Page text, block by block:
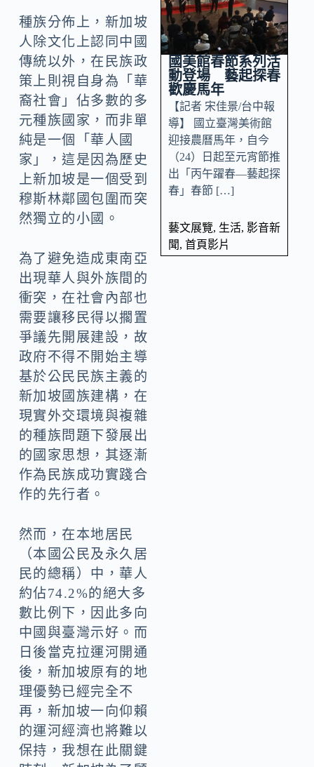
種族分佈上，新加坡
人除文化上認同中國
傳統以外，在民族政
策上則視自身為「華
裔社會」佔多數的多
元種族國家，而非單
純是一個「華人國
家」，這是因為歷史
上新加坡是一個受到
穆斯林鄰國包圍而突
然獨立的小國。
為了避免造成東南亞
出現華人與外族間的
衝突，在社會內部也
需要讓移民得以擱置
爭議先開展建設，故
政府不得不開始主導
基於公民民族主義的
新加坡國族建構，在
現實外交環境與複雜
的種族問題下發展出
的國家思想，其逐漸
作為民族成功實踐合
作的先行者。
然而，在本地居民
（本國公民及永久居
民的總稱）中，華人
約佔74.2%的絕大多
數比例下，因此多向
中國與臺灣示好。而
日後當克拉運河開通
後，新加坡原有的地
理優勢已經完全不
再，新加坡一向仰賴
的運河經濟也將難以
保持，我想在此關鍵
國美館春節系列活
動登場 藝起探春
歡慶馬年
【記者 宋佳景/台中報
導】 國立臺灣美術館
迎接農曆馬年，自今
（24）日起至元宵節推
出「丙午躍春—藝起探
春」春節 […]
藝文展覽, 生活, 影音新
聞, 首頁影片